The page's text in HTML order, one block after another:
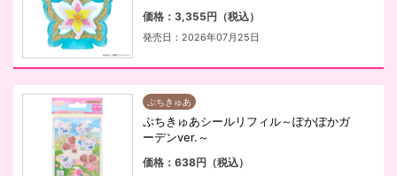
価格：3,355円（税込）
発売日：2026年07月25日
ぷちきゅあ
ぷちきゅあシールリフィル～ぽかぽかガ
ーデンver.～
価格：638円（税込）